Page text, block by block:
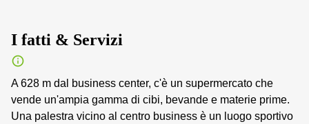
I fatti & Servizi
A 628 m dal business center, c'è un supermercato che
vende un'ampia gamma di cibi, bevande e materie prime.
Una palestra vicino al centro business è un luogo sportivo